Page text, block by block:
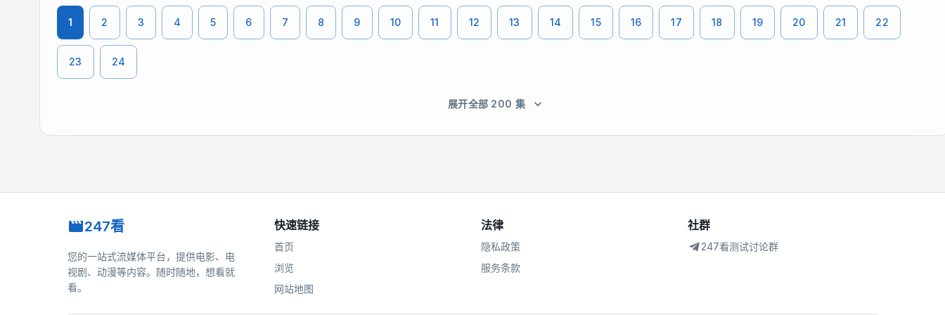
1 2 3 4 5 6 7 8 9 10 11 12 13 14 15 16 17 18 19 20 21 22
23 24
展开全部 200 集
247看
您的一站式流媒体平台，提供电影、电
视剧、动漫等内容。随时随地，想看就
看。
快速链接
首页
浏览
网站地图
法律
隐私政策
服务条款
社群
247看测试讨论群